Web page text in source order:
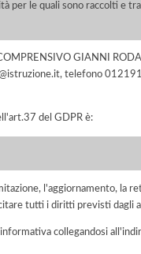
per le quali sono raccolti e
GIANNI
telefono
del GDPR è:
l'aggiornamento, la
tutti i diritti previsti
collegandosi